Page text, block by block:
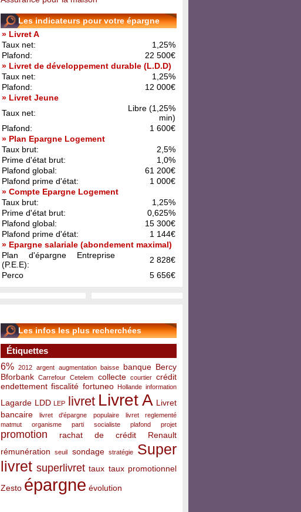
Les indicateurs pour votre épargne
» Livret A
Taux net:
1,25%
Plafond:
22 500€
» Livret de développement durable (L.D.D)
Taux net:
1,25%
Plafond:
12 000€
» Livret Jeune
Taux net:
Libre (1,25%
min)
Plafond:
1 600€
» Plan Epargne Logement
Taux brut:
2,5%
Prime d'état brut:
1,0%
Plafond global:
61 200€
Plafond prime d'état:
1 000€
» Compte Epargne Logement
Taux brut:
1,25%
Prime d'état brut:
0,625%
Plafond global:
15 300€
Plafond prime d'état:
1 144€
» Epargne salariale (abondement maximal)
Plan d'épargne Entreprise
(P.E.E):
2 828€
Perco
5 656€
Les infos les plus recherchées
Étiquettes
6% 2012 argent augmentation baisse banque Bercy
Bforbank
Carrefour Cetelem collecte courtier
crédit
endettement fiscalité fortuneo Hollande information
Lagarde LDD LEP livret Livret A Livret
bancaire
livret d'épargne populaire
livret reglementé
matmut
organisme parti socialiste plafond projet
promotion rachat de crédit
Renault
rémunération
seuil sondage stratégie
Super
livret superlivret taux taux promotionnel
Zesto épargne évolution